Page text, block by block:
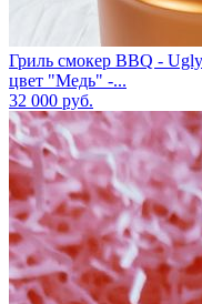
Гриль смокер BBQ -
цвет "Медь" -...
32 000 руб.